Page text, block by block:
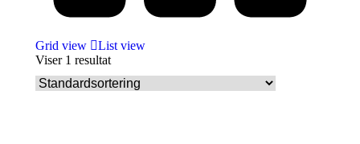
Grid view
List view
Viser 1 resultat